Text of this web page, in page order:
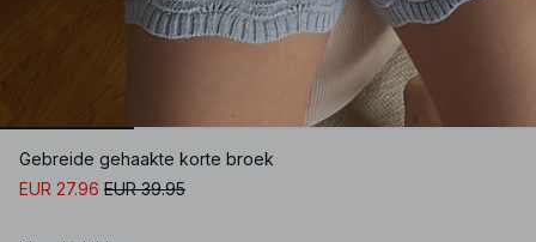
Gebreide gehaakte korte broek
EUR 27.96 EUR 39.95